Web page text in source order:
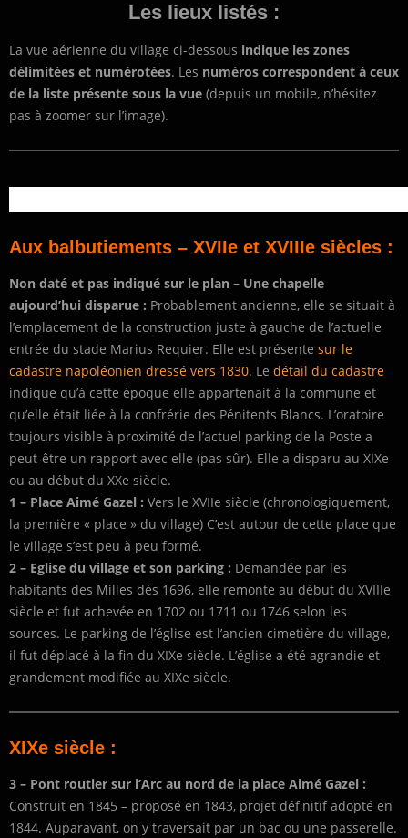
Les lieux listés :
La vue aérienne du village ci-dessous indique les zones
délimitées et numérotées. Les numéros correspondent à ceux
de la liste présente sous la vue (depuis un mobile, n’hésitez
pas à zoomer sur l’image).
Aux balbutiements – XVIIe et XVIIIe siècles :
Non daté et pas indiqué sur le plan – Une chapelle
aujourd’hui disparue : Probablement ancienne, elle se situait à
l’emplacement de la construction juste à gauche de l’actuelle
entrée du stade Marius Requier. Elle est présente sur le
cadastre napoléonien dressé vers 1830. Le détail du cadastre
indique qu’à cette époque elle appartenait à la commune et
qu’elle était liée à la confrérie des Pénitents Blancs. L’oratoire
toujours visible à proximité de l’actuel parking de la Poste a
peut-être un rapport avec elle (pas sûr). Elle a disparu au XIXe
ou au début du XXe siècle.
1 – Place Aimé Gazel : Vers le XVIIe siècle (chronologiquement,
la première « place » du village) C’est autour de cette place que
le village s’est peu à peu formé.
2 – Eglise du village et son parking : Demandée par les
habitants des Milles dès 1696, elle remonte au début du XVIIIe
siècle et fut achevée en 1702 ou 1711 ou 1746 selon les
sources. Le parking de l’église est l’ancien cimetière du village,
il fut déplacé à la fin du XIXe siècle. L’église a été agrandie et
grandement modifiée au XIXe siècle.
XIXe siècle :
3 – Pont routier sur l’Arc au nord de la place Aimé Gazel :
Construit en 1845 – proposé en 1843, projet définitif adopté en
1844. Auparavant, on y traversait par un bac ou une passerelle.